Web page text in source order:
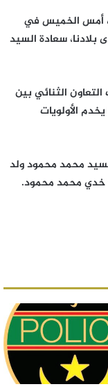
أمس الخميس في
بلادنا، سعادة السيد
الثنائي بين
الأولويات
محمد محمود ولد
خدي محمد محمود.